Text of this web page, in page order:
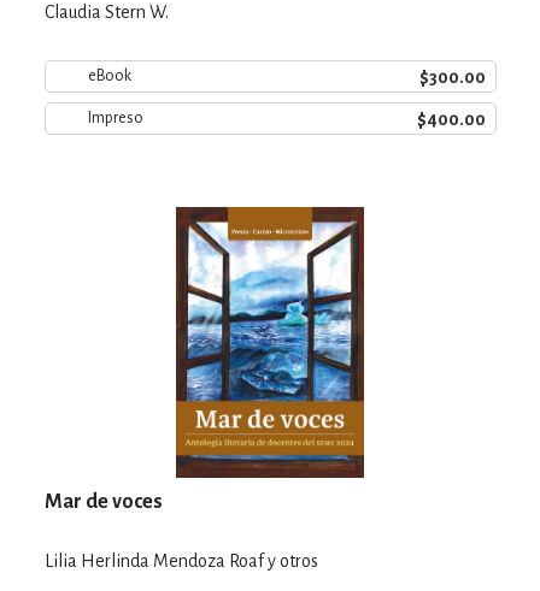
Claudia Stern W.
eBook $300.00
Impreso $400.00
Mar de voces
Lilia Herlinda Mendoza Roaf y otros